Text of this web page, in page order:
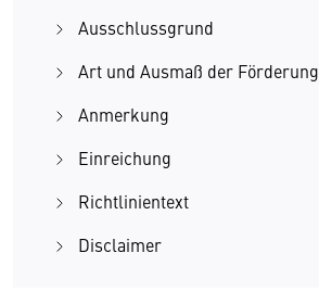
Ausschlussgrund
Art und Ausmaß der Förderung
Anmerkung
Einreichung
Richtlinientext
Disclaimer